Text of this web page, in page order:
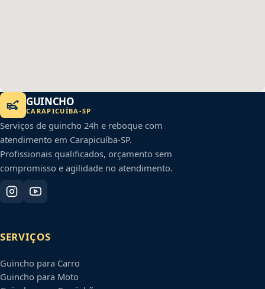
GUINCHO
CARAPICUÍBA -SP
Serviços de guincho 24h e reboque com
atendimento em Carapicuíba-SP.
Profissionais qualificados, orçamento sem
compromisso e agilidade no atendimento.
SERVIÇOS
Guincho para Carro
Guincho para Moto